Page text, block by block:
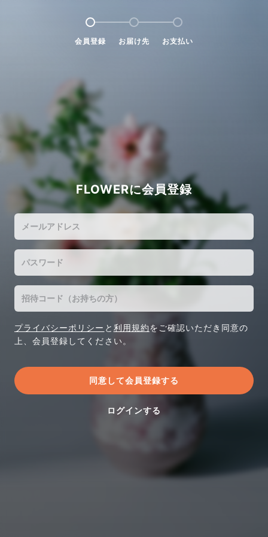
会員登録 お届け先 お支払い
FLOWERに会員登録
プライバシーポリシー と 利用規約をご確認いただき同意の
上、会員登録してください。
ログインする